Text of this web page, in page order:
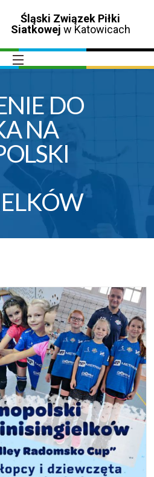
Śląski Związek Piłki
Siatkowej w Katowicach
DO
NA